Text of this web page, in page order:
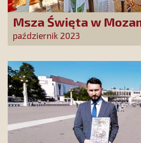
Msza Święta w
Przyjaciół i
Stowarzyszenia
październik 2023